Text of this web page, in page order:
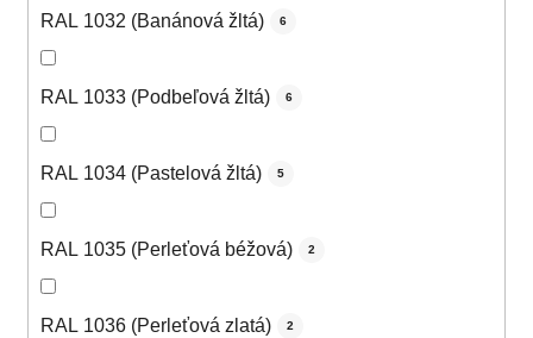
RAL 1032 (Banánová žltá) 6
RAL 1033 (Podbeľová žltá) 6
RAL 1034 (Pastelová žltá) 5
RAL 1035 (Perleťová béžová) 2
RAL 1036 (Perleťová zlatá) 2